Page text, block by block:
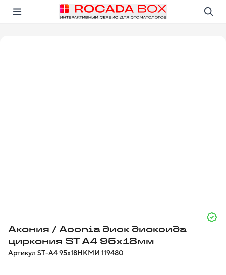
Открыть в приложении!
Акония / Aconia диск диоксида
циркония ST A4 95x18мм
Артикул ST-A4 95x18НКМИ 119480